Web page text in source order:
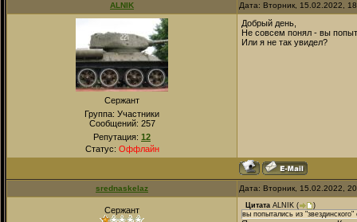
ALNIK Дата: Вторник, 15.02.2022,
Сержант
Группа: Участники
Сообщений: 257
Репутация: 12
Статус: Оффлайн
Добрый день,
Не совсем понял - вы
Или я не так увидел?
srednaskelaz Дата: Вторник, 15.02.2022,
Сержант Цитата ALNIK (
)
вы попытались из